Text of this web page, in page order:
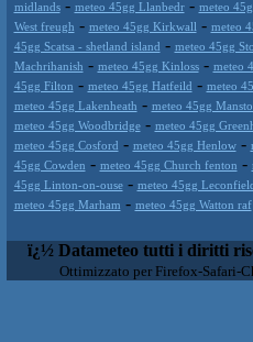
midlands- meteo 45gg Llanbedr- meteo
West freugh - meteo 45gg Kirkwall - meteo
45gg Scatsa - shetland island - meteo 45gg
Machrihanish - meteo 45gg Kinloss- meteo
45gg Filton - meteo 45gg Hatfeild - meteo
meteo 45gg Lakenheath - meteo 45gg
meteo 45gg Woodbridge- meteo 45gg
meteo 45gg Cosford - meteo 45gg Henlow-
45gg Cowden - meteo 45gg Church fenton -
45gg Linton-on-ouse- meteo 45gg
meteo 45gg Marham - meteo 45gg Watton raf
ï¿½ Datameteo tutti i diritti
Ottimizzato per Firefox-Safari-